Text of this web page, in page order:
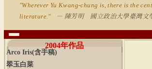
"Wherever Yu Kwang-chung is, there is the
literature."
— 陳芳明 國立政治大學臺灣文
2004年作品
Arco Iris(含手稿)
翠玉白菜